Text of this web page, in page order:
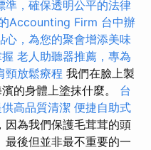
準，確保透明公平的法律
Accounting Firm 台中辦
心，為您的聚會增添美味
老人助聽器推薦，專為
頸放鬆療程 我們在臉上製
的身體上塗抹什麼。 台
高品質清潔 便捷自助式
因為我們保護毛茸茸的頭
最後但並非最不重要的一